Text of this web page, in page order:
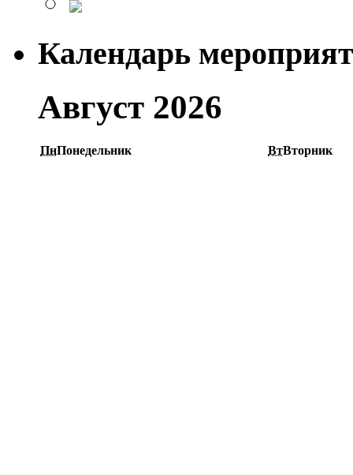
Календарь
Август 2026
ПнПонедельник ВтВторник